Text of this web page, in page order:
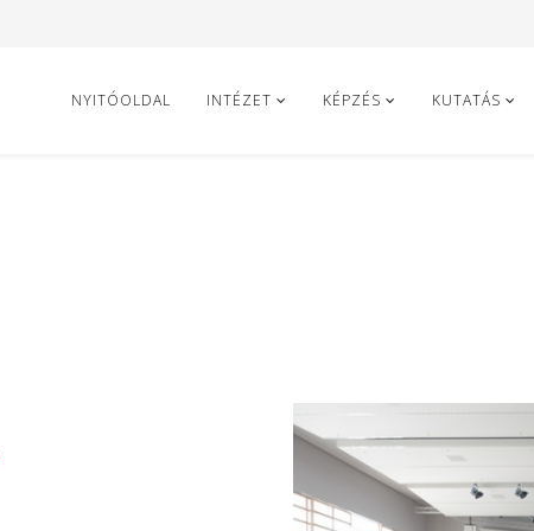
NYITÓOLDAL INTÉZET KÉPZÉS KUTATÁS